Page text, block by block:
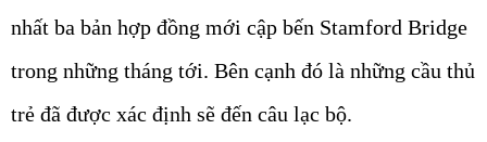
nhất ba bản hợp đồng mới cập bến Stamford Bridge
trong những tháng tới. Bên cạnh đó là những cầu thủ
trẻ đã được xác định sẽ đến câu lạc bộ.